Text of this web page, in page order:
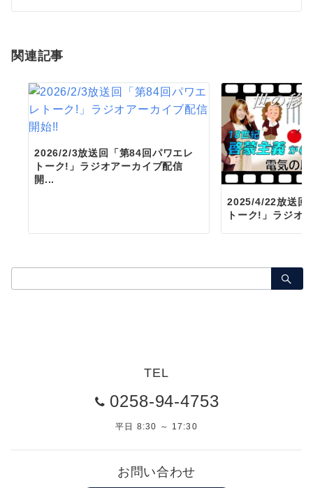
シ
ン
関連記事
2026/2/3放送回「第84回パワエレ
トーク!」ラジオアーカイブ配信
開...
2025/4/22放送回
トーク!」ラジオ
索：
TEL
0258-94-4753
平日 8:30 ～ 17:30
お問い合わせ